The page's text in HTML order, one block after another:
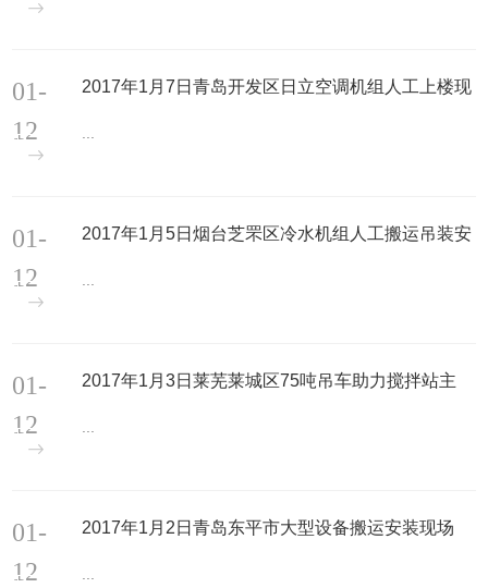
2017年1月7日青岛开发区日立空调机组人工上楼现
...
01-
12
2017年1月5日烟台芝罘区冷水机组人工搬运吊装安
...
01-
12
2017年1月3日莱芜莱城区75吨吊车助力搅拌站主
...
01-
12
2017年1月2日青岛东平市大型设备搬运安装现场
...
01-
12